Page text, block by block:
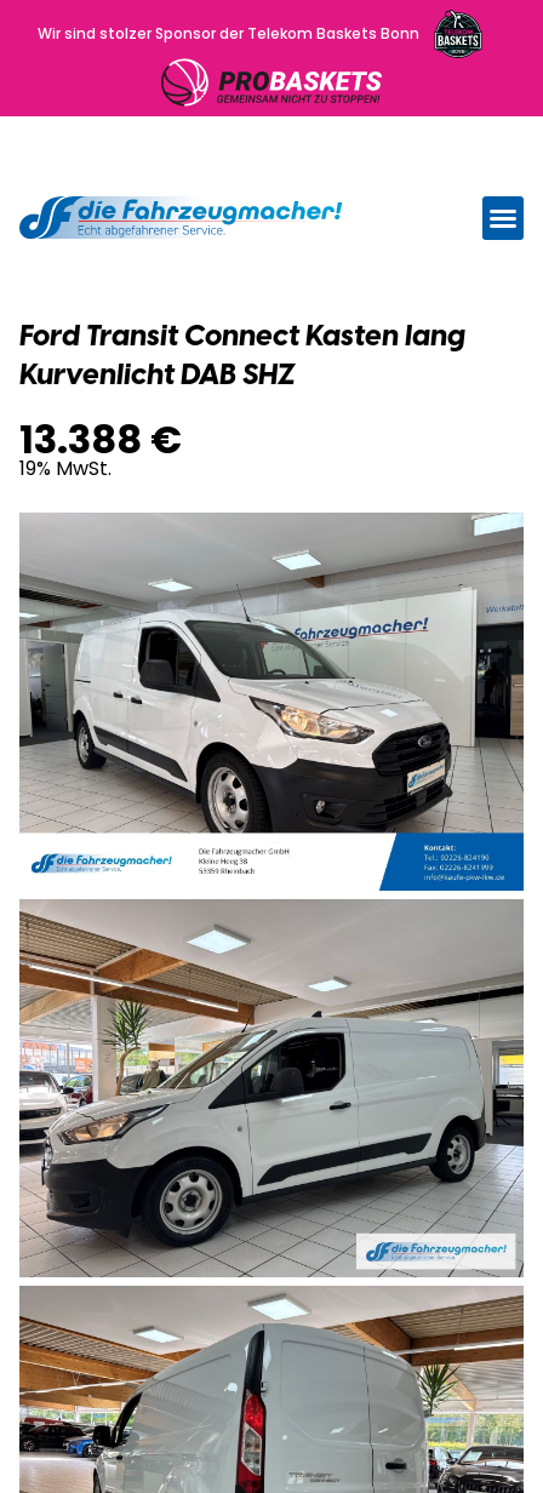
Wir sind stolzer Sponsor der Telekom Baskets Bonn
Ford Transit Connect Kasten lang
Kurvenlicht DAB SHZ
13.388 €
19% MwSt.